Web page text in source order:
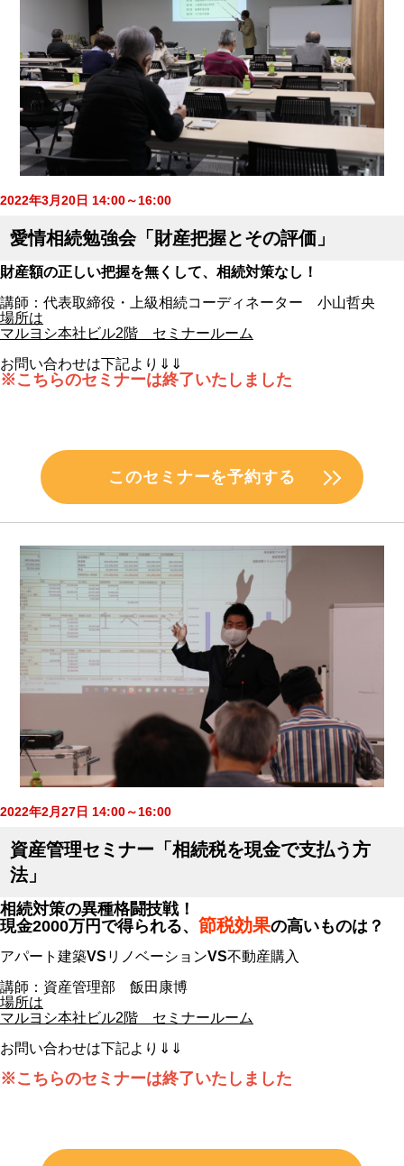
2022年3月20日 14:00～16:00
愛情相続勉強会「財産把握とその評価」
財産額の正しい把握を無くして、相続対策なし！
講師：代表取締役・上級相続コーディネーター 小山哲央
場所は
マルヨシ本社ビル2階 セミナールーム
お問い合わせは下記より⇓⇓
※こちらのセミナーは終了いたしました
このセミナーを予約する
2022年2月27日 14:00～16:00
資産管理セミナー「相続税を現金で支払う方
法」
相続対策の異種格闘技戦！
現金2000万円で得られる、 節税効果の高いものは？
アパート建築VS リノベーションVS不動産購入
講師：資産管理部 飯田康博
場所は
マルヨシ本社ビル2階 セミナールーム
お問い合わせは下記より⇓⇓
※こちらのセミナーは終了いたしました